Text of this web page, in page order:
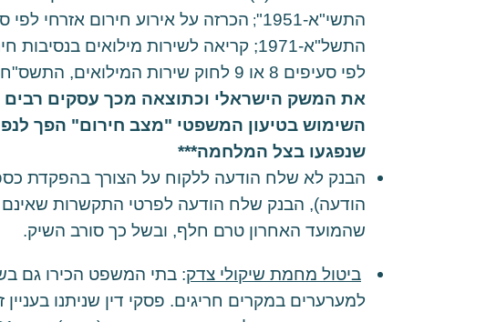
התשי"א-1951"
;
התשל"א-1971; קריאה לשירות מילואים
לפי סעיפים 8 או 9 לחוק שירות המילואים, התשס"ח-2008;
את המשק הישראלי וכתוצאה מכך עסקים רבים
השימוש בטיעון המשפטי "מצב חירום" הפך
שנפגעו בצל המלחמה***
הודעה), הבנק שלח הודעה לפרטי התקשרות
שהמועד האחרון טרם חלף, ובשל כך סורב השיק.
ביטול מחמת שיקולי צדק